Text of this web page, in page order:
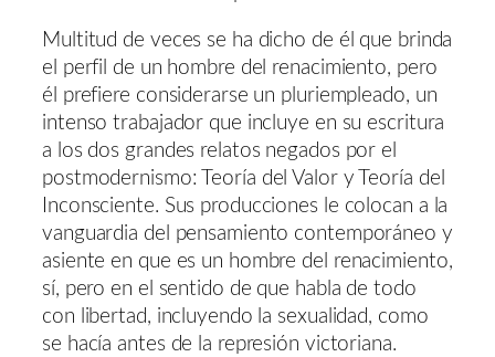
Multitud de veces se ha dicho de él que brinda
el perfil de un hombre del renacimiento, pero
él prefiere considerarse un pluriempleado, un
intenso trabajador que incluye en su escritura
a los dos grandes relatos negados por el
postmodernismo: Teoría del Valor y Teoría del
Inconsciente. Sus producciones le colocan a la
vanguardia del pensamiento contemporáneo y
asiente en que es un hombre del renacimiento,
sí, pero en el sentido de que habla de todo
con libertad, incluyendo la sexualidad, como
se hacía antes de la represión victoriana.